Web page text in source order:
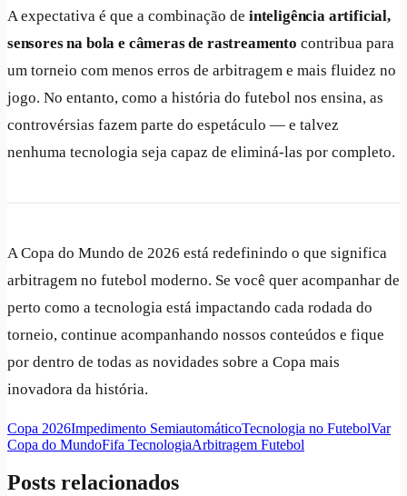
A expectativa é que a combinação de inteligência artificial,
sensores na bola e câmeras de rastreamento contribua para
um torneio com menos erros de arbitragem e mais fluidez no
jogo. No entanto, como a história do futebol nos ensina, as
controvérsias fazem parte do espetáculo — e talvez
nenhuma tecnologia seja capaz de eliminá-las por completo.
A Copa do Mundo de 2026 está redefinindo o que significa
arbitragem no futebol moderno. Se você quer acompanhar de
perto como a tecnologia está impactando cada rodada do
torneio, continue acompanhando nossos conteúdos e fique
por dentro de todas as novidades sobre a Copa mais
inovadora da história.
Copa 2026Impedimento SemiautomáticoTecnologia no FutebolVar
Copa do MundoFifa TecnologiaArbitragem Futebol
Posts relacionados